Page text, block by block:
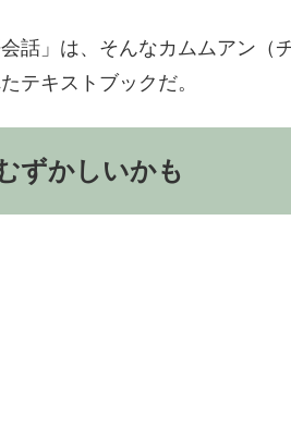
話」は、そんなカムムアン（
テキストブックだ。
ずかしいかも